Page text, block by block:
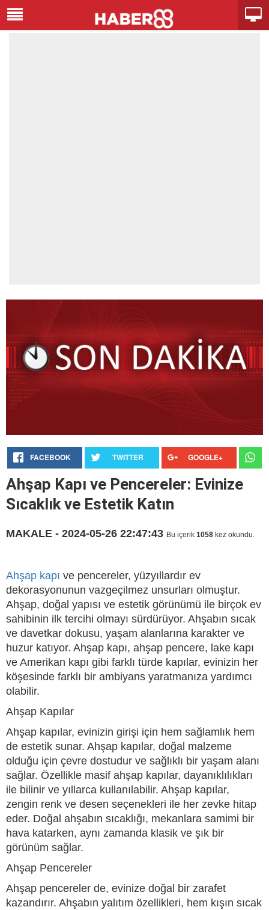
FACEBOOK TWITTER GOOGLE+
Ahşap Kapı ve Pencereler: Evinize
Sıcaklık ve Estetik Katın
MAKALE - 2024-05-26 22:47:43 Bu içerik 1058 kez okundu.
Ahşap kapı ve pencereler, yüzyıllardır ev
dekorasyonunun vazgeçilmez unsurları olmuştur.
Ahşap, doğal yapısı ve estetik görünümü ile birçok ev
sahibinin ilk tercihi olmayı sürdürüyor. Ahşabın sıcak
ve davetkar dokusu, yaşam alanlarına karakter ve
huzur katıyor. Ahşap kapı, ahşap pencere, lake kapı
ve Amerikan kapı gibi farklı türde kapılar, evinizin her
köşesinde farklı bir ambiyans yaratmanıza yardımcı
olabilir.
Ahşap Kapılar
Ahşap kapılar, evinizin girişi için hem sağlamlık hem
de estetik sunar. Ahşap kapılar, doğal malzeme
olduğu için çevre dostudur ve sağlıklı bir yaşam alanı
sağlar. Özellikle masif ahşap kapılar, dayanıklılıkları
ile bilinir ve yıllarca kullanılabilir. Ahşap kapılar,
zengin renk ve desen seçenekleri ile her zevke hitap
eder. Doğal ahşabın sıcaklığı, mekanlara samimi bir
hava katarken, aynı zamanda klasik ve şık bir
görünüm sağlar.
Ahşap Pencereler
Ahşap pencereler de, evinize doğal bir zarafet
kazandırır. Ahşabın yalıtım özellikleri, hem kışın sıcak